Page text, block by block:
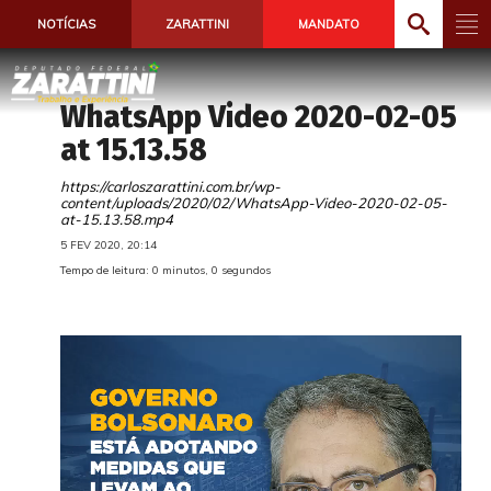
NOTÍCIAS ZARATTINI MANDATO
WhatsApp Video 2020-02-05
at 15.13.58
https://carloszarattini.com.br/wp-
content/uploads/2020/02/WhatsApp-Video-2020-02-05-
at-15.13.58.mp4
5 FEV 2020, 20:14
Tempo de leitura: 0 minutos, 0 segundos
o
r